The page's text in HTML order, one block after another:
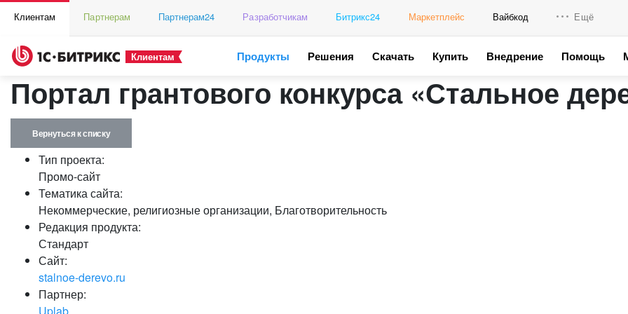
Клиентам Партнерам Партнерам24 Разработчикам Битрикс24 Маркетплейс Вайбкод Ещё
Клиентам Продукты Решения Скачать Купить Внедрение Помощь
Портал грантового конкурса «Стальное
Вернуться к списку
Тип проекта:
Промо-сайт
Тематика сайта:
Некоммерческие, религиозные организации, Благотворительность
Редакция продукта:
Стандарт
Сайт:
stalnoe-derevo.ru
Партнер: